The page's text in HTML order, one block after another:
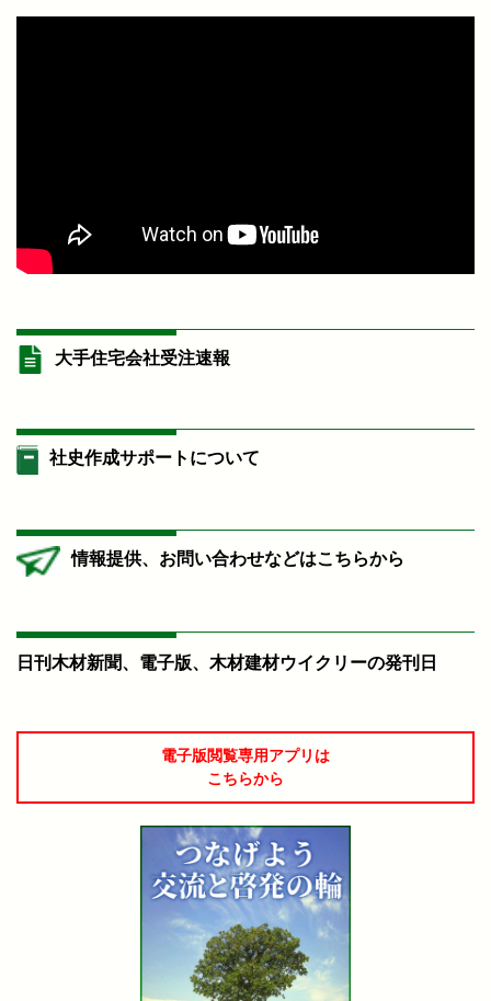
大手住宅会社受注速報
社史作成サポートについて
情報提供、お問い合わせなどはこちらから
日刊木材新聞、電子版、木材建材ウイクリーの発刊日
電子版閲覧専用アプリは
こちらから